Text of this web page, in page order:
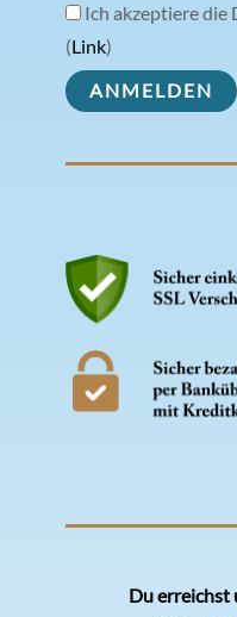
Ich akzeptiere die
(Link)
Du erreichst